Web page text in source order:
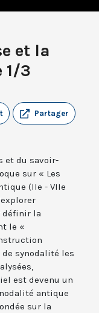
et la
1/3
Partager
et du savoir-
sur « Les
(IIe - VIIe
définir la
le «
synodalité les
est devenu un
antique
sur la